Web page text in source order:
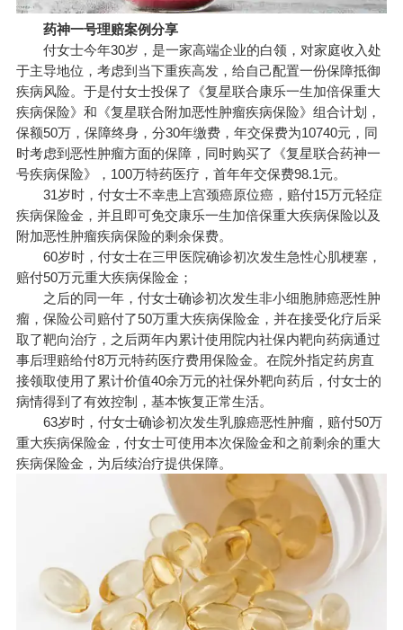
药神一号理赔案例分享
付女士今年30岁，是一家高端企业的白领，对家庭收入处
于主导地位，考虑到当下重疾高发，给自己配置一份保障抵御
疾病风险。于是付女士投保了《复星联合康乐一生加倍保重大
疾病保险》和《复星联合附加恶性肿瘤疾病保险》组合计划，
保额50万，保障终身，分30年缴费，年交保费为10740元，同
时考虑到恶性肿瘤方面的保障，同时购买了《复星联合药神一
号疾病保险》，100万特药医疗，首年年交保费98.1元。
31岁时，付女士不幸患上宫颈癌原位癌，赔付15万元轻症
疾病保险金，并且即可免交康乐一生加倍保重大疾病保险以及
附加恶性肿瘤疾病保险的剩余保费。
60岁时，付女士在三甲医院确诊初次发生急性心肌梗塞，
赔付50万元重大疾病保险金；
之后的同一年，付女士确诊初次发生非小细胞肺癌恶性肿
瘤，保险公司赔付了50万重大疾病保险金，并在接受化疗后采
取了靶向治疗，之后两年内累计使用院内社保内靶向药病通过
事后理赔给付8万元特药医疗费用保险金。在院外指定药房直
接领取使用了累计价值40余万元的社保外靶向药后，付女士的
病情得到了有效控制，基本恢复正常生活。
63岁时，付女士确诊初次发生乳腺癌恶性肿瘤，赔付50万
重大疾病保险金，付女士可使用本次保险金和之前剩余的重大
疾病保险金，为后续治疗提供保障。